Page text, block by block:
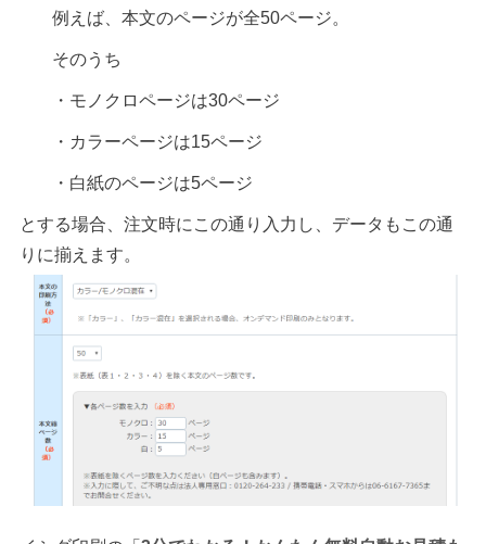
例えば、本文のページが全50ページ。
そのうち
・モノクロページは30ページ
・カラーページは15ページ
・白紙のページは5ページ
とする場合、注文時にこの通り入力し、データもこの通
りに揃えます。